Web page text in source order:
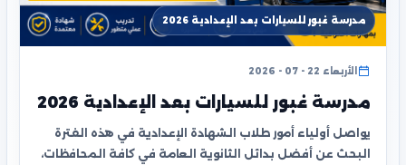
مدرسة غبور للسيارات بعد الإعدادية 2026
الأربعاء 22 - 07 - 2026
مدرسة غبور للسيارات بعد الإعدادية 2026
يواصل أولياء أمور طلاب الشهادة الإعدادية في هذه الفترة
البحث عن أفضل بدائل الثانوية العامة في كافة المحافظات،